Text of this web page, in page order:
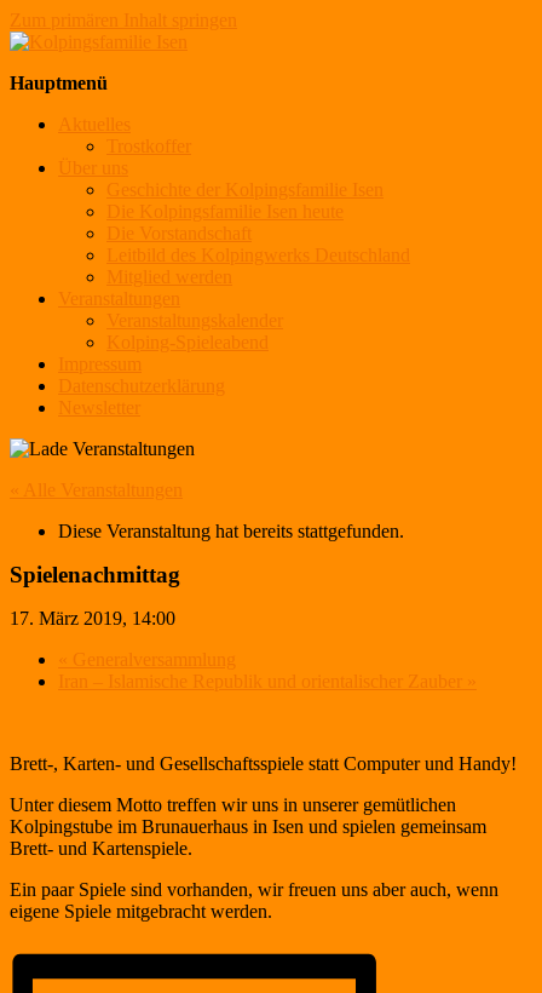
Zum primären Inhalt springen
Hauptmenü
Aktuelles
Trostkoffer
Über uns
Geschichte der Kolpingsfamilie Isen
Die Kolpingsfamilie Isen heute
Die Vorstandschaft
Leitbild des Kolpingwerks Deutschland
Mitglied werden
Veranstaltungen
Veranstaltungskalender
Kolping-Spieleabend
Impressum
Datenschutzerklärung
Newsletter
« Alle Veranstaltungen
Diese Veranstaltung hat bereits stattgefunden.
Spielenachmittag
17. März 2019, 14:00
«
Generalversammlung
Iran – Islamische Republik und orientalischer Zauber
»
Brett-, Karten- und Gesellschaftsspiele statt Computer und Handy!
Unter diesem Motto treffen wir uns in unserer gemütlichen
Kolpingstube im Brunauerhaus in Isen und spielen gemeinsam
Brett- und Kartenspiele.
Ein paar Spiele sind vorhanden, wir freuen uns aber auch, wenn
eigene Spiele mitgebracht werden.